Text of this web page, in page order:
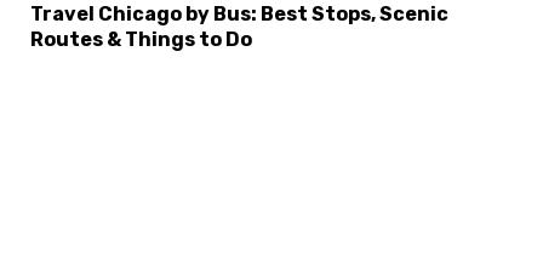
Travel Chicago by Bus: Best Stops, Scenic
Routes & Things to Do